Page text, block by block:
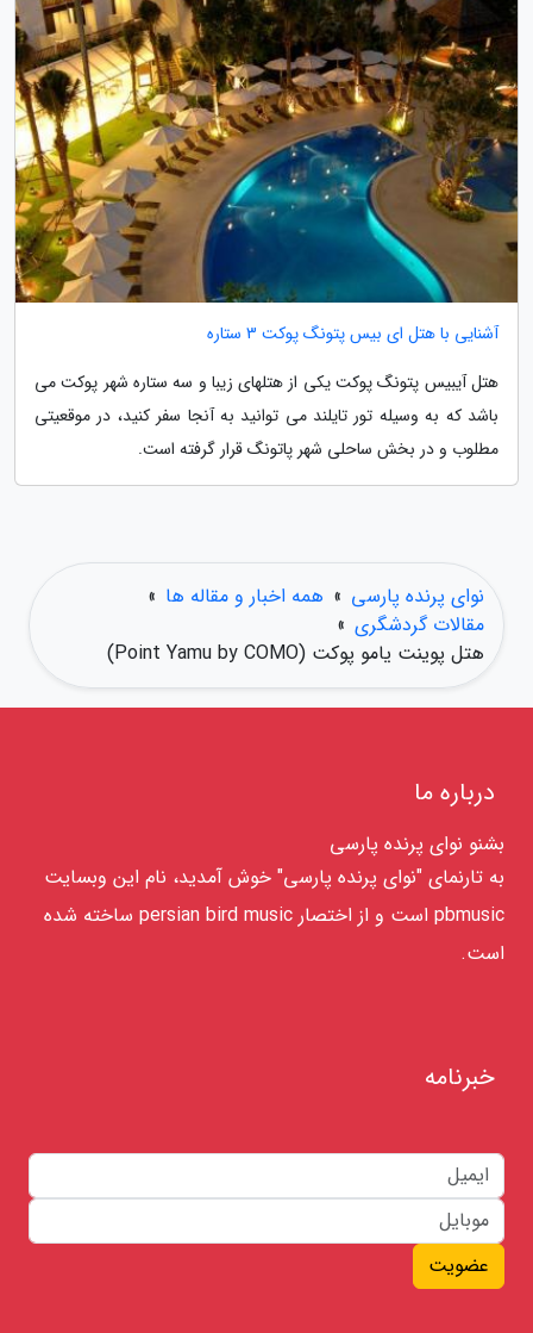
آشنایی با هتل ای بیس پتونگ پوکت 3 ستاره
هتل آیبیس پتونگ پوکت یکی از هتلهای زیبا و سه ستاره شهر پوکت می
باشد که به وسیله تور تایلند می توانید به آنجا سفر کنید، در موقعیتی
مطلوب و در بخش ساحلی شهر پاتونگ قرار گرفته است.
نوای پرنده پارسی » همه اخبار و مقاله ها »
مقالات گردشگری »
هتل پوینت یامو پوکت (Point Yamu by COMO)
درباره ما
بشنو نوای پرنده پارسی
به تارنمای "نوای پرنده پارسی" خوش آمدید، نام این وبسایت
pbmusic است و از اختصار persian bird music ساخته شده
است.
خبرنامه
عضویت